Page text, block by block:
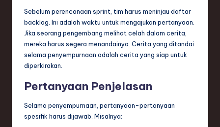
Sebelum perencanaan sprint, tim harus meninjau daftar
backlog. Ini adalah waktu untuk mengajukan pertanyaan.
Jika seorang pengembang melihat celah dalam cerita,
mereka harus segera menandainya. Cerita yang ditandai
selama penyempurnaan adalah cerita yang siap untuk
diperkirakan.
Pertanyaan Penjelasan
Selama penyempurnaan, pertanyaan-pertanyaan
spesifik harus dijawab. Misalnya: